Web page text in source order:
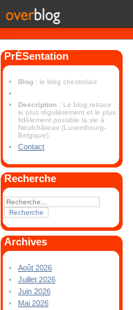
PrÉSentation
Blog : le blog chestrolais
Description : Le blog retrace
le plus régulièrement et le plus
fidèlement possible la vie à
Neufchâteau (Luxembourg-
Belgique).
Contact
Recherche
Archives
Août 2026
Juillet 2026
Juin 2026
Mai 2026